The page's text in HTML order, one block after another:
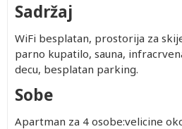
Sadržaj
WiFi besplatan, prostorija za
parno kupatilo, sauna,
decu, besplatan parking.
Sobe
Apartman za 4 osobe:velicine